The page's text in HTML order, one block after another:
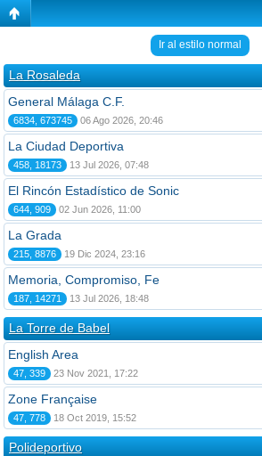
Ir al estilo normal
La Rosaleda
General Málaga C.F.
6834, 673745 06 Ago 2026, 20:46
La Ciudad Deportiva
458, 18173 13 Jul 2026, 07:48
El Rincón Estadístico de Sonic
644, 909 02 Jun 2026, 11:00
La Grada
215, 8876 19 Dic 2024, 23:16
Memoria, Compromiso, Fe
187, 14271 13 Jul 2026, 18:48
La Torre de Babel
English Area
47, 339 23 Nov 2021, 17:22
Zone Française
47, 778 18 Oct 2019, 15:52
Polideportivo